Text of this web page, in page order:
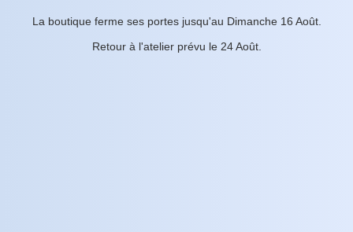
La boutique ferme ses portes jusqu'au Dimanche 16 Août.
Retour à l'atelier prévu le 24 Août.